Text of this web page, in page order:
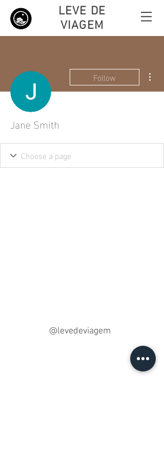
LEVE DE
VIAGEM
Follow
Jane Smith
@levedeviagem